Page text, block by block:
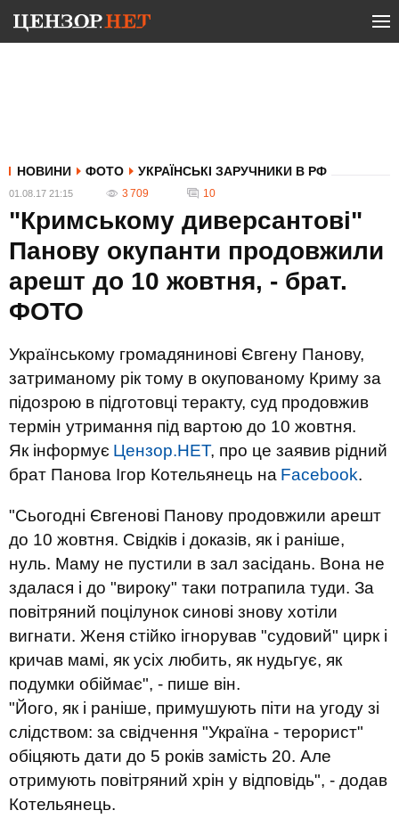
НОВИНИ ФОТО УКРАЇНСЬКІ ЗАРУЧНИКИ В РФ
01.08.17 21:15 3 709 10
"Кримському диверсантові"
Панову окупанти продовжили
арешт до 10 жовтня, - брат.
ФОТО
Українському громадянинові Євгену Панову,
затриманому рік тому в окупованому Криму за
підозрою в підготовці теракту, суд продовжив
термін утримання під вартою до 10 жовтня.
Як інформує Цензор.НЕТ, про це заявив рідний
брат Панова Ігор Котельянець на Facebook.
"Сьогодні Євгенові Панову продовжили арешт
до 10 жовтня. Свідків і доказів, як і раніше,
нуль. Маму не пустили в зал засідань. Вона не
здалася і до "вироку" таки потрапила туди. За
повітряний поцілунок синові знову хотіли
вигнати. Женя стійко ігнорував "судовий" цирк і
кричав мамі, як усіх любить, як нудьгує, як
подумки обіймає", - пише він.
"Його, як і раніше, примушують піти на угоду зі
слідством: за свідчення "Україна - терорист"
обіцяють дати до 5 років замість 20. Але
отримують повітряний хрін у відповідь", - додав
Котельянець.